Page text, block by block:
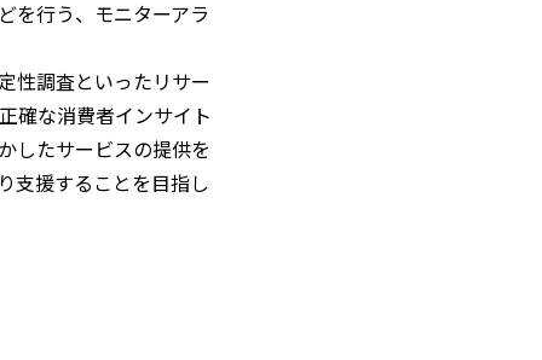
を行う、モニターアラ
性調査といったリサー
確な消費者インサイト
したサービスの提供を
支援することを目指し